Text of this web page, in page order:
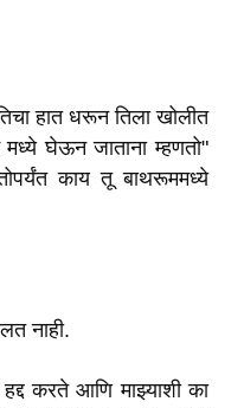
हात धरून तिला खोलीत
घेऊन जाताना म्हणतो"
काय तू बाथरूममध्ये
नाही.
करते आणि माझ्याशी का